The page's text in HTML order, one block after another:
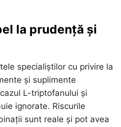
la prudență și
specialiștilor cu privire la
și suplimente
L-triptofanului și
ignorate. Riscurile
sunt reale și pot avea